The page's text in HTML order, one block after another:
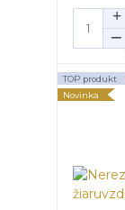
TOP produkt
Novinka